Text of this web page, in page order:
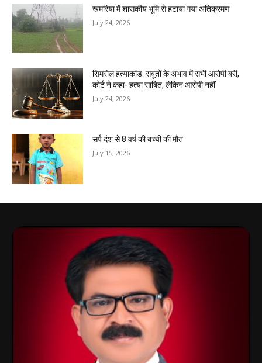
खमरिया में शासकीय भूमि से हटाया गया अतिक्रमण
July 24, 2026
सिमरोल हत्याकांड: सबूतों के अभाव में सभी आरोपी बरी,
कोर्ट ने कहा- हत्या साबित, लेकिन आरोपी नहीं
July 24, 2026
सर्प दंश से 8 वर्ष की बच्ची की मौत
July 15, 2026